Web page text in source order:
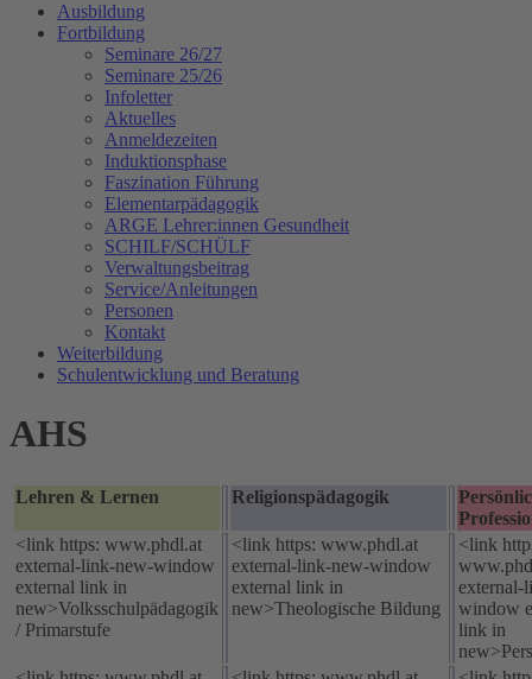
Ausbildung
Fortbildung
Seminare 26/27
Seminare 25/26
Infoletter
Aktuelles
Anmeldezeiten
Induktionsphase
Faszination Führung
Elementarpädagogik
ARGE Lehrer:innen Gesundheit
SCHILF/SCHÜLF
Verwaltungsbeitrag
Service/Anleitungen
Personen
Kontakt
Weiterbildung
Schulentwicklung und Beratung
AHS
Lehren & Lernen Religionspädagogik
<link https: www.phdl.at
external-link-new-window
external link in
new>Volksschulpädagogik
/ Primarstufe
<link https: www.phdl.at
external-link-new-window
external link in
new>Theologische Bildung
<link
external-
window
link in